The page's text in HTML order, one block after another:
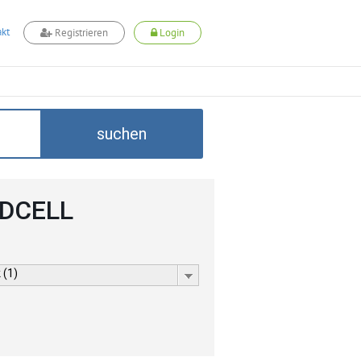
Registrieren Login
suchen
(1)